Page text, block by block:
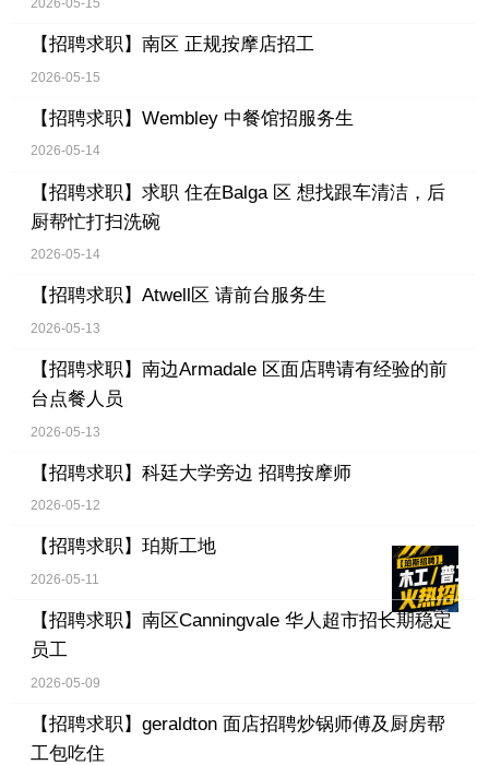
2026-05-15
【招聘求职】 南区 正规按摩店招工
2026-05-15
【招聘求职】 Wembley 中餐馆招服务生
2026-05-14
【招聘求职】 求职 住在Balga 区 想找跟车清洁，后
厨帮忙打扫洗碗
2026-05-14
【招聘求职】 Atwell区 请前台服务生
2026-05-13
【招聘求职】 南边Armadale 区面店聘请有经验的前
台点餐人员
2026-05-13
【招聘求职】 科廷大学旁边 招聘按摩师
2026-05-12
【招聘求职】 珀斯工地
2026-05-11
【招聘求职】 南区Canningvale 华人超市招长期稳定
员工
2026-05-09
【招聘求职】 geraldton 面店招聘炒锅师傅及厨房帮
工包吃住